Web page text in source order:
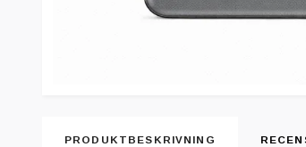
PRODUKTBESKRIVNING